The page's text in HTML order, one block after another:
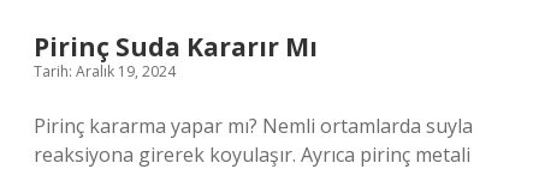
Pirinç Suda Kararır Mı
Tarih: Aralık 19, 2024
Pirinç kararma yapar mı? Nemli ortamlarda suyla
reaksiyona girerek koyulaşır. Ayrıca pirinç metali